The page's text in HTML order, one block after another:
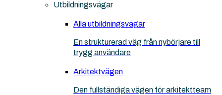
Utbildningsvägar
Alla utbildningsvägar
En strukturerad väg från nybörjare till
trygg användare
Arkitektvägen
Den fullständiga vägen för arkitektteam